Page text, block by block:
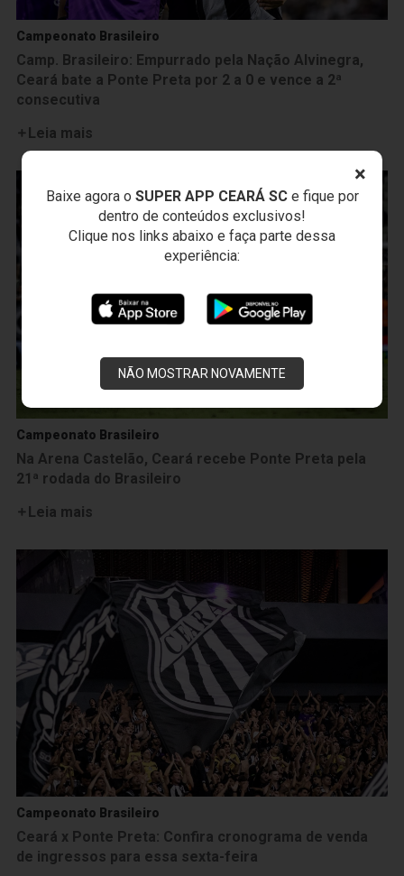
×
Baixe agora o SUPER APP CEARÁ SCe fique por
dentro de conteúdos exclusivos!
Clique nos links abaixo e faça parte dessa
experiência:
NÃO MOSTRAR NOVAMENTE
Campeonato Brasileiro
Camp. Brasileiro: Empurrado pela Nação Alvinegra,
Ceará bate a Ponte Preta por 2 a 0 e vence a 2ª
consecutiva
Leia mais
Campeonato Brasileiro
Na Arena Castelão, Ceará recebe Ponte Preta pela
21ª rodada do Brasileiro
Leia mais
Campeonato Brasileiro
Ceará x Ponte Preta: Confira cronograma de venda
de ingressos para essa sexta-feira